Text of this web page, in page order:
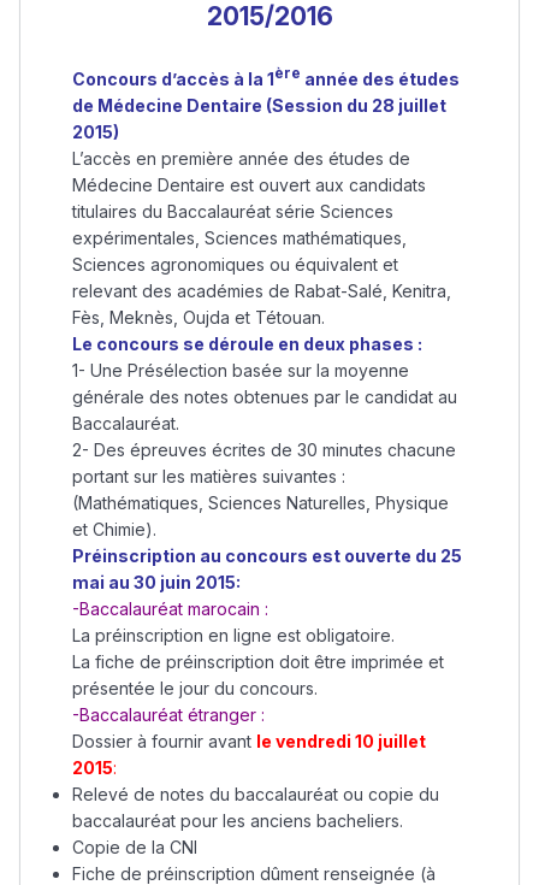
2015/2016
Concours d’accès à la 1ère année des études
de Médecine Dentaire (Session du 28 juillet
2015)
L’accès en première année des études de
Médecine Dentaire est ouvert aux candidats
titulaires du Baccalauréat série Sciences
expérimentales, Sciences mathématiques,
Sciences agronomiques ou équivalent et
relevant des académies de Rabat-Salé, Kenitra,
Fès, Meknès, Oujda et Tétouan.
Le concours se déroule en deux phases :
1- Une Présélection basée sur la moyenne
générale des notes obtenues par le candidat au
Baccalauréat.
2- Des épreuves écrites de 30 minutes chacune
portant sur les matières suivantes :
(Mathématiques, Sciences Naturelles, Physique
et Chimie).
Préinscription au concours est ouverte du 25
mai au 30 juin 2015:
-Baccalauréat marocain :
La préinscription en ligne est obligatoire.
La fiche de préinscription doit être imprimée et
présentée le jour du concours.
-Baccalauréat étranger :
Dossier à fournir avant le vendredi 10 juillet
2015:
Relevé de notes du baccalauréat ou copie du
baccalauréat pour les anciens bacheliers.
Copie de la CNI
Fiche de préinscription dûment renseignée (à